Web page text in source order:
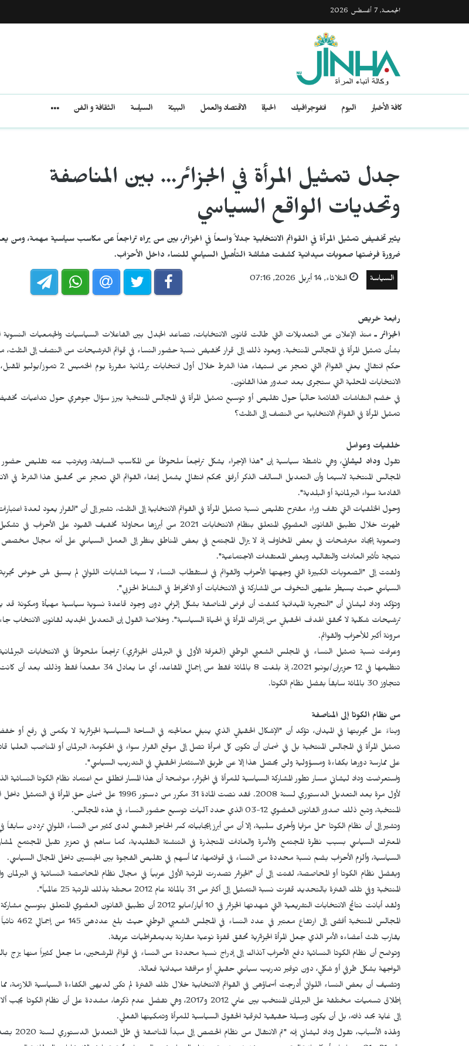
الجمعـة, 7 أغسطس 2026
كافة الأخبار اليوم انفوجرافيك الحياة الاقتصاد والعمل البيئة السياسة الثقافة و الفن
جدل تمثيل المرأة في الجزائر… بين المناصفة
وتحديات الواقع السياسي
يثير تخفيض تمثيل المرأة في القوائم الانتخابية جدلاً واسعاً في الجزائر، بين من يراه تراجعاً عن مكاسب سياسية مهمة، ومن
ضرورة فرضتها صعوبات ميدانية كشفت هشاشة التأهيل السياسي للنساء داخل الأحزاب.
السياسة الثلاثاء, 14 أبريل 2026, 07:16
رابعة خريص
الجزائر ـمنذ الإعلان عن التعديلات التي طالت قانون الانتخابات، تصاعد الجدل بين الفاعلات السياسيات والجمعيات النسوية
بشأن تمثيل المرأة في المجالس المنتخبة. ويعود ذلك إلى قرار تخفيض نسبة حضور النساء في قوائم الترشيحات من النصف إلى الثلث،
حكم انتقالي يعفي القوائم التي تعجز عن استيفاء هذا الشرط خلال أول انتخابات برلمانية
الانتخابات المحلية التي ستجرى بعد صدور هذا القانون.
في خضم النقاشات القائمة حالياً حول تقليص أو توسيع تمثيل المرأة في المجالس المنتخبة يبرز سؤال جوهري حول تداعيات
تمثيل المرأة في القوائم الانتخابية من النصف إلى الثلث؟
خلفيات وعوامل
تقول وداد ليشاني، وهي ناشطة سياسية إن "هذا الإجراء يشكل تراجعاً ملحوظاً عن المكاسب السابقة، ويترتب عنه تقليص حضور
المجالس المنتخبة لاسيما وأن التعديل السالف الذكر أرفق بحكم انتقالي يشمل إعفاء القوائم التي تعجز عن تحقيق هذا الشرط في
القادمة سواء البرلمانية أو البلدية".
وحول الخلفيات التي تقف وراء مقترح تقليص نسبة تمثيل المرأة في القوائم الانتخابية إلى الثلث، تشير إلى أن "القرار يعود لعدة
ظهرت خلال تطبيق القانون العضوي المتعلق بنظام الانتخابات 2021 من أبرزها محاولة تخفيف القيود على الأحزاب
وصعوبة إيجاد مترشحات في بعض المخاوف إذ لا يزال المجتمع في بعض المناطق ينظر إلى العمل السياسي على أنه مجال مخصص
نتيجة تأثير العادات والتقاليد وبعض المعتقدات الاجتماعية".
ولفتت إلى "الصعوبات الكبيرة التي وجهتها الأحزاب والقوائم في استقطاب النساء لا سيما الشابات اللواتي لم يسبق لهن خوض
السياسي حيث يسيطر عليهن التخوف من المشاركة في الانتخابات أو الانخراط في النشاط الحزبي".
وتؤكد وداد ليشاني أن "التجربة الميدانية كشفت أن فرض المناصفة بشكل إلزامي دون وجود قاعدة نسوية سياسية مهيأة ومكونة قد
ترشيحات شكلية لا تحقق الهدف الحقيقي من إشراك المرأة في الحياة السياسية". وخلاصة القول إن التعديل الجديد لقانون الانتخاب
مرونة أكبر للأحزاب والقوائم.
وعرفت نسبة تمثيل النساء في المجلس الشعبي الوطني (الغرفة الأولى في البرلمان الجزائري) تراجعاً ملحوظاً في الانتخابات
تنظيمها في 12 حزيران/يونيو 2021، إذ بلغت 8 بالمائة فقط من إجمالي المقاعد، أي ما يعادل 34 مقعداً
تتجاوز 30 بالمائة سابقاً بفضل نظام الكوتا.
من نظام الكوتا إلى المناصفة
وبناءً على تجربتها في الميدان، تؤكد أن "الإشكال الحقيقي الذي ينبغي معالجته في الساحة السياسية الجزائرية لا يكمن في رفع أو
تمثيل المرأة في المجالس المنتخبة بل في ضمان أن تكون كل امرأة تصل إلى موقع القرار سواء في الحكومة، البرلمان أو المناصب العليا
على ممارسة دورها بكفاءة ومسؤولية ولن يحصل هذا إلا عن طريق الاستثمار الحقيقي في التدريب السياسي".
واستعرضت وداد ليشاني مسار تطور المشاركة السياسية للمرأة في الجزائر، موضحة أن هذا المسار انطلق مع اعتماد نظام الكوتا النسائية
لأول مرة بعد التعديل الدستوري لسنة 2008. فقد نصت المادة 31 مكرر من دستور 1996 على ضمان حق المرأة
المنتخبة، وتبع ذلك صدور القانون العضوي 12-03 الذي حدد آليات توسيع حضور النساء في هذه المجالس.
وتشير إلى أن نظام الكوتا حمل مزايا وأخرى سلبية، إلا أن من أبرز إيجابياته كسر الحاجز النفسي لدى كثير من النساء اللواتي ترددن
المعترك السياسي بسبب نظرة المجتمع والأسرة والعادات المتجذرة في التنشئة التقليدية، كما ساهم في تعزيز تقبل المجتمع
السياسية، وألزم الأحزاب بضم نسبة محددة من النساء في قوائمها، مما أسهم في تقليص الفجوة بين الجنسين داخل المجال السياسي.
وبفضل نظام الكوتا أو المحاصصة، لفتت إلى أن "الجزائر تصدرت المرتبة الأولى عربياً في مجال نظام المحاصصة النسائية في البرلمان
المنتخبة وفي تلك الفترة بالتحديد قفزت نسبة التمثيل إلى أكثر من 31 بالمائة عام 2012 محتلة بذلك المرتبة 25 عالمياً".
ولقد أبانت نتائج الانتخابات التشريعية التي شهدتها الجزائر في 10 أيار/مايو 2012 أن تطبيق القانون العضوي المتعلق
المجالس المنتخبة أفضى إلى ارتفاع معتبر
يقارب ثلث أعضاءه الأمر الذي جعل المرأة الجزائرية تحقق قفزة نوعية مقارنة بديمقراطيات عريقة.
وتوضح أن نظام الكوتا النسائية دفع الأحزاب آنذاك إلى إدراج نسبة محددة من النساء في قوائم المرشحين، ما جعل كثيراً منها يزج
الواجهة بشكل ظرفي أو شكلي، دون توفير تدريب سياسي حقيقي أو مرافقة ميدانية فعالة.
وتضيف أن بعض النساء اللواتي أُدرجت أسماؤهن في القوائم الانتخابية خلال تلك الفترة لم تكن لديهن الكفاءة السياسية اللازمة،
إطلاق تسميات مختلفة على البرلمان المنتخب بين عامي 2012 و2017، وهي تفضل عدم ذكرها، مشددة على أن نظام
إلى غاية بحد ذاته، بل أن يكون وسيلة حقيقية لترقية الحقوق السياسية للمرأة وتمكينها الفعلي.
ولهذه الأسباب، تقول وداد ليشاني إنه "تم